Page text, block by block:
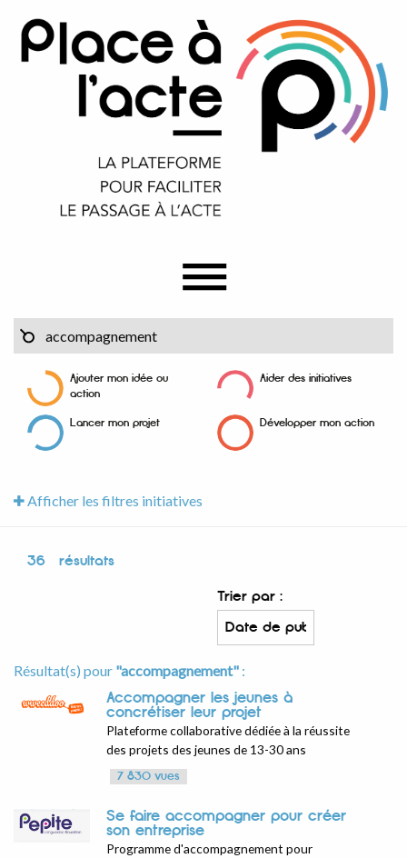
Ajouter mon idée ou
action
Aider des initiatives
Lancer mon projet Développer mon action
Afficher les filtres initiatives
36 résultats
Trier par :
Résultat(s) pour "accompagnement" :
Accompagner les jeunes à
concrétiser leur projet
Plateforme collaborative dédiée à la réussite
des projets des jeunes de 13-30 ans
7 830 vues
Se faire accompagner pour créer
son entreprise
Programme d'accompagnement pour